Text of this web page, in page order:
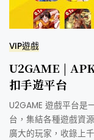
VIP遊戲
U2GAME |
扣手遊平台
U2GAME 遊戲平台是
台，集結各種遊戲資
廣大的玩家，收錄上